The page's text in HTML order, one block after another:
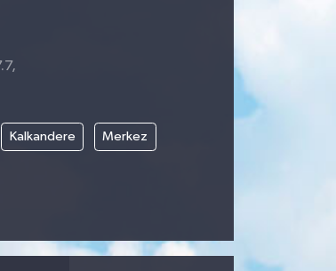
Kalkandere Merkez